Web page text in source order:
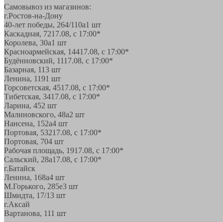
Самовывоз из магазинов:
г.Ростов-на-Дону
40-лет победы, 264/110а1 шт
Каскадная, 7217.08, с 17:00*
Королева, 30а1 шт
Красноармейская, 14417.08, с 17:00*
Будённовский, 1117.08, с 17:00*
Базарная, 113 шт
Ленина, 1191 шт
Горсоветская, 4517.08, с 17:00*
Тибетская, 3417.08, с 17:00*
Ларина, 452 шт
Малиновского, 48а2 шт
Нансена, 152а4 шт
Портовая, 53217.08, с 17:00*
Портовая, 704 шт
Рабочая площадь, 1917.08, с 17:00*
Сальский, 28a17.08, с 17:00*
г.Батайск
Ленина, 168а4 шт
М.Горького, 285е3 шт
Шмидта, 17/13 шт
г.Аксай
Вартанова, 111 шт